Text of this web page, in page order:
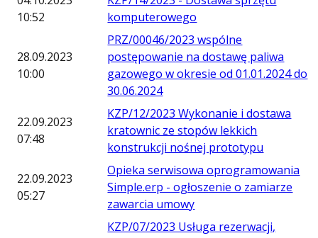
10:52
komputerowego
28.09.2023
10:00
PRZ/00046/2023 wspólne
postępowanie na dostawę paliwa
gazowego w okresie od 01.01.2024 do
30.06.2024
22.09.2023
07:48
KZP/12/2023 Wykonanie i dostawa
kratownic ze stopów lekkich
konstrukcji nośnej prototypu
22.09.2023
05:27
Opieka serwisowa oprogramowania
Simple.erp - ogłoszenie o zamiarze
zawarcia umowy
KZP/07/2023 Usługa rezerwacji,